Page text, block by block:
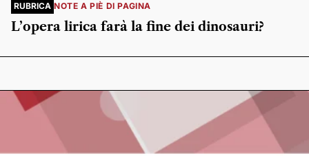
RUBRICA NOTE A PIÈ DI PAGINA
L’opera lirica farà la fine dei dinosauri?